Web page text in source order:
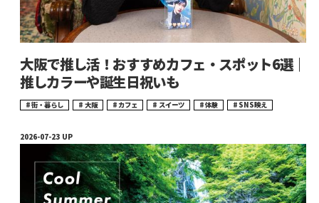
大阪で推し活！おすすめカフェ・スポット6選｜
推しカラーや誕生日祝いも
街・暮らし 大阪 カフェ スイーツ 体験 SNS映え